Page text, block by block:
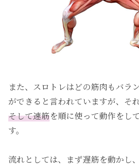
また、スロトレはどの筋肉もバラ
ができると言われていますが、そ
そして速筋を順に使って動作をし
す。
流れとしては、まず遅筋を動かし